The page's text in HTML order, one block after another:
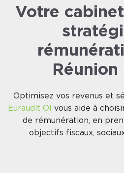
Votre
Optimisez vos revenus et
Euraudit OI vous aide à
de rémunération, en
objectifs fiscaux,